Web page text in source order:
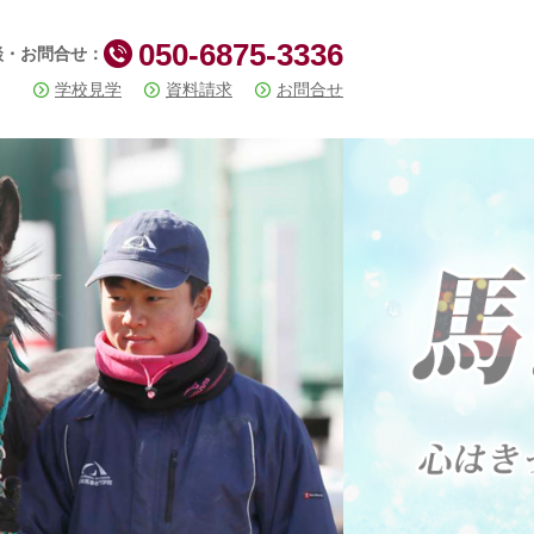
お問合せ： 050-6875-3336
学校見学 資料請求 お問合せ